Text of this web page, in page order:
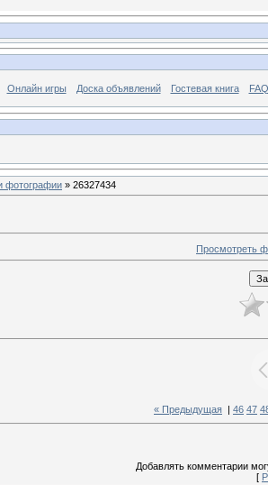
Онлайн игры Доска объявлений Гостевая книга
фотографии » 26327434
Просмотреть
« Предыдущая 46 47
Добавлять комментарии
[